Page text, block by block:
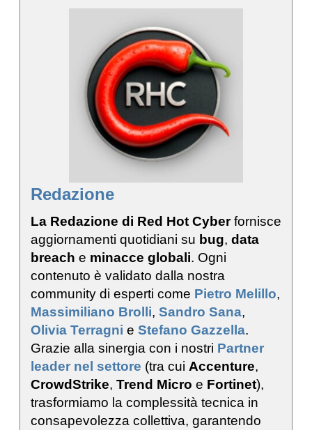
Redazione
La Redazione di Red Hot Cyberfornisce
aggiornamenti quotidiani su bug, data
breach e minacce globali. Ogni
contenuto è validato dalla nostra
community di esperti come Pietro Melillo,
Massimiliano Brolli, Sandro Sana,
Olivia Terragni e Stefano Gazzella.
Grazie alla sinergia con i nostri Partner
leader nel settore (tra cui Accenture,
CrowdStrike, Trend Micro e Fortinet),
trasformiamo la complessità tecnica in
consapevolezza collettiva, garantendo